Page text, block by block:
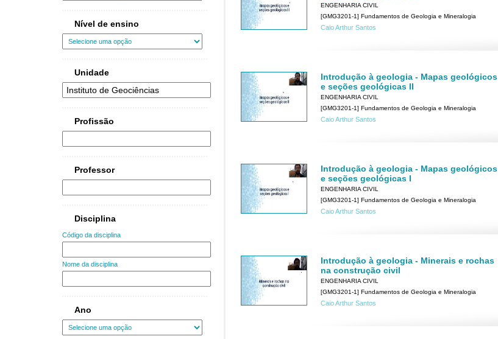
Nível de ensino
Unidade
Profissão
Professor
Disciplina
Código da disciplina
Nome da disciplina
Ano
ENGENHARIA CIVIL
[GMG3201-1] Fundamentos de Geologia e Mineralogia
Caio Arthur Santos
Introdução à geologia - Mapas geológicos
e seções geológicas II
ENGENHARIA CIVIL
[GMG3201-1] Fundamentos de Geologia e Mineralogia
Caio Arthur Santos
Introdução à geologia - Mapas geológicos
e seções geológicas I
ENGENHARIA CIVIL
[GMG3201-1] Fundamentos de Geologia e Mineralogia
Caio Arthur Santos
Introdução à geologia - Minerais e rochas
na construção civil
ENGENHARIA CIVIL
[GMG3201-1] Fundamentos de Geologia e Mineralogia
Caio Arthur Santos